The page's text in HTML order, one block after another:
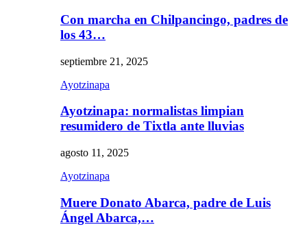
Con marcha en Chilpancingo, padres de
los 43…
septiembre 21, 2025
Ayotzinapa
Ayotzinapa: normalistas limpian
resumidero de Tixtla ante lluvias
agosto 11, 2025
Ayotzinapa
Muere Donato Abarca, padre de Luis
Ángel Abarca,…